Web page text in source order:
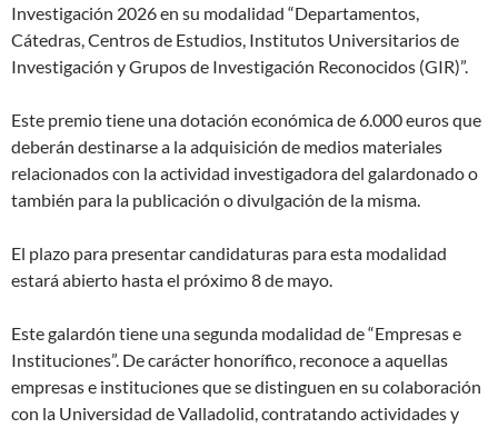
Investigación 2026 en su modalidad “Departamentos,
Cátedras, Centros de Estudios, Institutos Universitarios de
Investigación y Grupos de Investigación Reconocidos (GIR)”.
Este premio tiene una dotación económica de 6.000 euros que
deberán destinarse a la adquisición de medios materiales
relacionados con la actividad investigadora del galardonado o
también para la publicación o divulgación de la misma.
El plazo para presentar candidaturas para esta modalidad
estará abierto hasta el próximo 8 de mayo.
Este galardón tiene una segunda modalidad de “Empresas e
Instituciones”. De carácter honorífico, reconoce a aquellas
empresas e instituciones que se distinguen en su colaboración
con la Universidad de Valladolid, contratando actividades y